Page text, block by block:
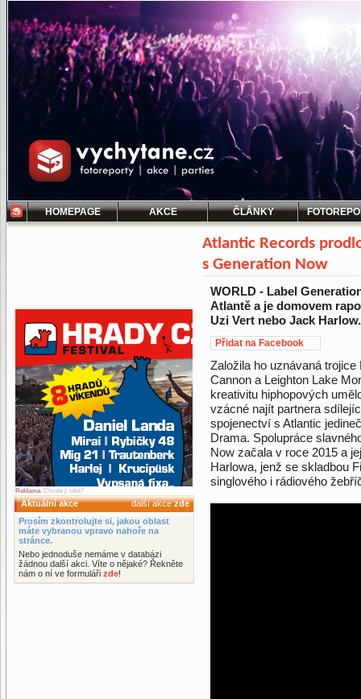
HOMEPAGE AKCE ČLÁNKY
Reklama. Chcete ji také?
Aktuální akce další akcezde
Prosím zkontrolujte si, jakou oblast
máte vybranou vpravo nahoře na
stránce.
Nebo jednoduše nemáme v databázi
žádnou další akci. Víte o nějaké? Řekněte
nám o ní ve formuláři zde!
Atlantic Records
s Generation Now
WORLD - Label
Atlantě a je domovem
Uzi Vert nebo Jack Harlow.
Přidat na Facebook
Založila ho uznávaná
Cannon a Leighton Lake
kreativitu hiphopových
vzácné najít partnera
spojenectví s Atlantic
Drama. Spolupráce
Now začala v roce 2015 a
Harlowa, jenž se skladbou
singlového i rádiového